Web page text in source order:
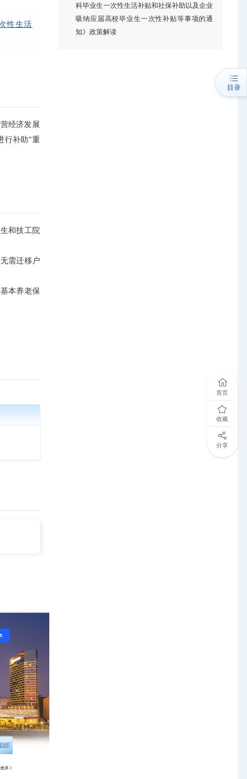
性生活
经济发展
行补助”重
和技工院
需迁移户
本养老保
科毕业生一次性生活补贴和社保补助以及企业
吸纳应届高校毕业生一次性补贴等事项的通
知》政策解读
目录
首页
收藏
分享